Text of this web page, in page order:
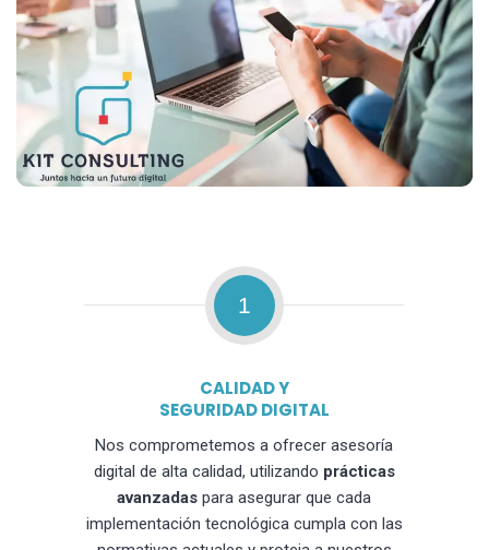
1
CALIDAD Y
SEGURIDAD DIGITAL
Nos comprometemos a ofrecer asesoría
digital de alta calidad, utilizando prácticas
avanzadas para asegurar que cada
implementación tecnológica cumpla con las